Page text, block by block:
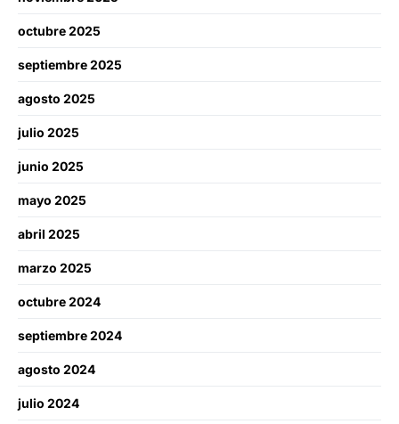
octubre 2025
septiembre 2025
agosto 2025
julio 2025
junio 2025
mayo 2025
abril 2025
marzo 2025
octubre 2024
septiembre 2024
agosto 2024
julio 2024